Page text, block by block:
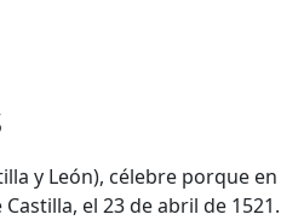
y León), célebre porque en
el 23 de abril de 1521.